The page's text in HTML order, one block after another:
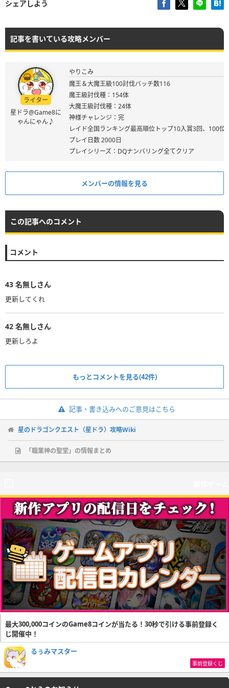
シェアしよう
記事を書いている攻略メンバー
ライター
星ドラ@Game8に
ゃんにゃん♪
やりこみ
魔王＆大魔王級100討伐バッチ数116
魔王級討伐種：154体
大魔王級討伐種：24体
神様チャレンジ：完
レイド全国ランキング最高順位トップ10入賞3回、100位
プレイ日数 2000日
プレイシリーズ：DQナンバリング全てクリア
メンバーの情報を見る
この記事へのコメント
コメント
43 名無しさん
更新してくれ
42 名無しさん
更新しろよ
もっとコメントを見る(42件)
記事・書き込みへのご意見はこちら
星のドラゴンクエスト（星ドラ）攻略Wiki
「職業神の聖堂」の情報まとめ
最大300,000コインのGame8コインが当たる！30秒で引ける事前登録く
じ開催中！
るぅみマスター
事前登録くじ